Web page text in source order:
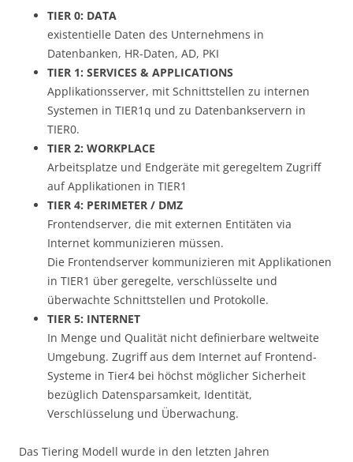
TIER 0: DATA
existentielle Daten des Unternehmens in
Datenbanken, HR-Daten, AD, PKI
TIER 1: SERVICES & APPLICATIONS
Applikationsserver, mit Schnittstellen zu internen
Systemen in TIER1q und zu Datenbankservern in
TIER0.
TIER 2: WORKPLACE
Arbeitsplatze und Endgeräte mit geregeltem Zugriff
auf Applikationen in TIER1
TIER 4: PERIMETER / DMZ
Frontendserver, die mit externen Entitäten via
Internet kommunizieren müssen.
Die Frontendserver kommunizieren mit Applikationen
in TIER1 über geregelte, verschlüsselte und
überwachte Schnittstellen und Protokolle.
TIER 5: INTERNET
In Menge und Qualität nicht definierbare weltweite
Umgebung. Zugriff aus dem Internet auf Frontend-
Systeme in Tier4 bei höchst möglicher Sicherheit
bezüglich Datensparsamkeit, Identität,
Verschlüsselung und Überwachung.
Das Tiering Modell wurde in den letzten Jahren